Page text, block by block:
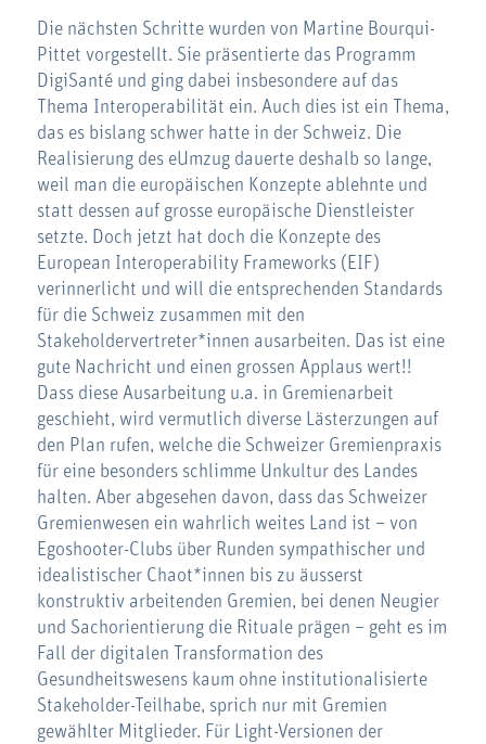
Die nächsten Schritte wurden von Martine Bourqui-
Pittet vorgestellt. Sie präsentierte das Programm
DigiSanté und ging dabei insbesondere auf das
Thema Interoperabilität ein. Auch dies ist ein Thema,
das es bislang schwer hatte in der Schweiz. Die
Realisierung des eUmzug dauerte deshalb so lange,
weil man die europäischen Konzepte ablehnte und
statt dessen auf grosse europäische Dienstleister
setzte. Doch jetzt hat doch die Konzepte des
European Interoperability Frameworks (EIF)
verinnerlicht und will die entsprechenden Standards
für die Schweiz zusammen mit den
Stakeholdervertreter*innen ausarbeiten. Das ist eine
gute Nachricht und einen grossen Applaus wert!!
Dass diese Ausarbeitung u.a. in Gremienarbeit
geschieht, wird vermutlich diverse Lästerzungen auf
den Plan rufen, welche die Schweizer Gremienpraxis
für eine besonders schlimme Unkultur des Landes
halten. Aber abgesehen davon, dass das Schweizer
Gremienwesen ein wahrlich weites Land ist – von
Egoshooter-Clubs über Runden sympathischer und
idealistischer Chaot*innen bis zu äusserst
konstruktiv arbeitenden Gremien, bei denen Neugier
und Sachorientierung die Rituale prägen – geht es im
Fall der digitalen Transformation des
Gesundheitswesens kaum ohne institutionalisierte
Stakeholder-Teilhabe, sprich nur mit Gremien
gewählter Mitglieder. Für Light-Versionen der